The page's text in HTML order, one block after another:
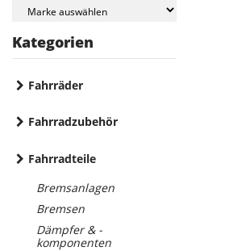
Kategorien
Fahrräder
Fahrradzubehör
Fahrradteile
Bremsanlagen
Bremsen
Dämpfer & -
komponenten